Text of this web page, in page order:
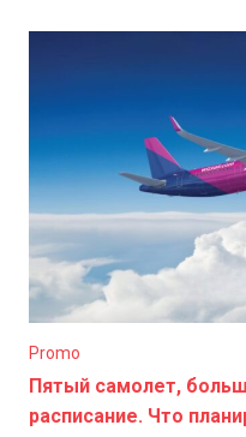
спросил министра о
Promo
Пятый самолет,
расписание. Что